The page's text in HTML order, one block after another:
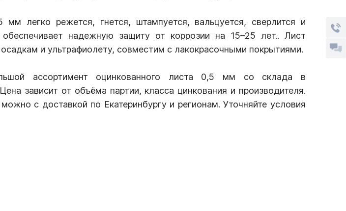
мм легко режется, гнется, штампуется, вальцуется, сверлится и
обеспечивает надежную защиту от коррозии на 15–25 лет.. Лист
и ультрафиолету, совместим с лакокрасочными покрытиями.
ассортимент оцинкованного листа 0,5 мм со склада в
зависит от объёма партии, класса цинкования и производителя.
с доставкой по Екатеринбургу и регионам. Уточняйте условия